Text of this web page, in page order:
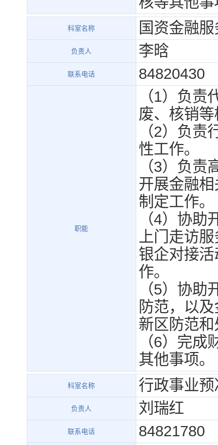
科室名称 国资金融
负责人 李晗
联系电话 84820430
职能
（1）负
废、核销
（2）负
性工作。
（3）负
开展金融
制定工作。
（4）协
上门走访
银企对接
作。
（5）协
防范，以
新区防范
（6）完
其他事项。
科室名称 行政事业
负责人 刘瑞红
联系电话 84821780